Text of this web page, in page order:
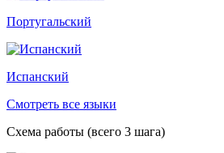
Португальский
Испанский
Смотреть все языки
Схема работы (всего 3 шага)